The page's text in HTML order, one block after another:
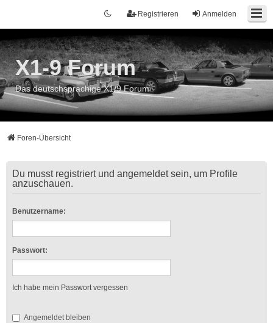
Anmelden
Registrieren
X1-9 Forum
Das deutschsprachige X1/9 Forum
Foren-Übersicht
Du musst registriert und angemeldet sein, um Profile
anzuschauen.
Benutzername:
Passwort:
Ich habe mein Passwort vergessen
Angemeldet bleiben